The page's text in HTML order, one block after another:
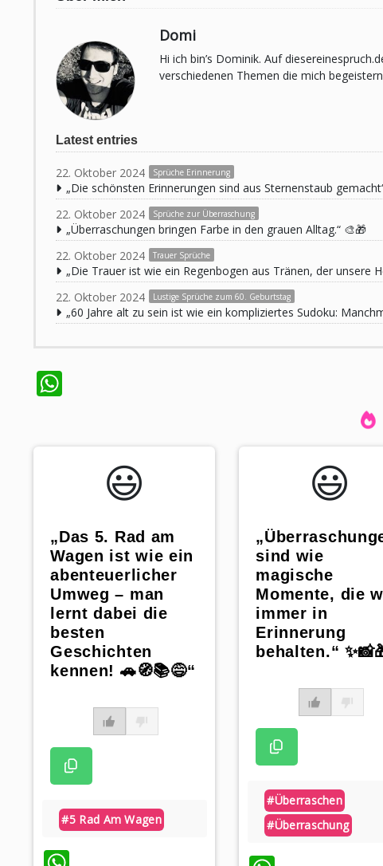
Domi
Hi ich bin’s Dominik. Auf
verschiedenen Themen die mich
Latest entries
22. Oktober 2024 Sprüche Erinnerung
„Die schönsten Erinnerungen sind aus Sternenstaub
22. Oktober 2024
Sprüche zur Überraschung
„Überraschungen bringen Farbe in den grauen Alltag.“ 🎨🎁
22. Oktober 2024
Trauer Sprüche
„Die Trauer ist wie ein Regenbogen aus Tränen, der unsere
22. Oktober 2024
Lustige Sprüche zum 60. Geburtstag
„60 Jahre alt zu sein ist wie ein kompliziertes Sudoku:
😃️
„Das 5. Rad am
Wagen ist wie ein
abenteuerlicher
Umweg – man
lernt dabei die
besten
Geschichten
kennen! 🚗🧭📚😅“
#5 Rad Am Wagen
😃️
sind wie
magische
Momente, die
immer in
Erinnerung
behalten.“
#überraschen
#überraschung